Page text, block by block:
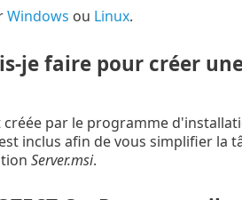
Windows ou Linux.
je faire pour créer
créée par le programme
inclus afin de vous simplifier la
Server.msi.